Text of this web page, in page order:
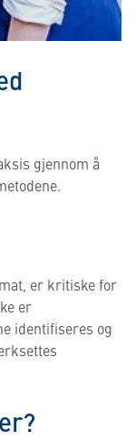
gjennom å
er kritiske for
er
identifiseres og